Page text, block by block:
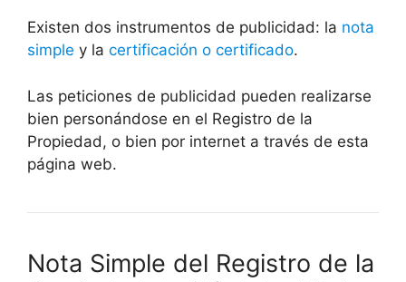
Existen dos instrumentos de publicidad: la nota
simple y la certificación o certificado.
Las peticiones de publicidad pueden realizarse
bien personándose en el Registro de la
Propiedad, o bien por internet a través de esta
página web.
Nota Simple del Registro de la